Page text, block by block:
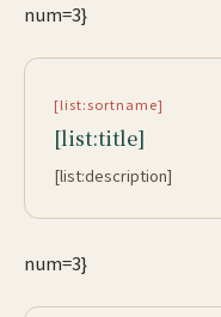
num=3}
[list:sortname]
[list:title]
[list:description]
num=3}